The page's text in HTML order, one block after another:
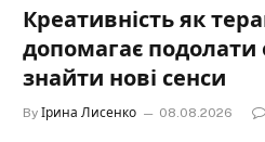
Креативність як
допомагає подолати
знайти нові сенси
By Ірина Лисенко 08.08.2026